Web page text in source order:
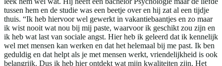
tussen hem en de studie was een beetje over en hij zat al een tijdje
thuis. “Ik heb hiervoor wel gewerkt in vakantiebaantjes en zo maar
ik wist nooit wat nou bij mij paste, waarvoor ik geschikt zou zijn en
ik heb wat last van sociale angst. Hier heb ik geleerd dat ik kennelijk
wel met mensen kan werken en dat het helemaal bij me past. Ik ben
geduldig en dat helpt als je met mensen werkt, vriendelijkheid is ook
belangrijk. Dus ik heb hier ontdekt wat mijn kwaliteiten zijn. Het